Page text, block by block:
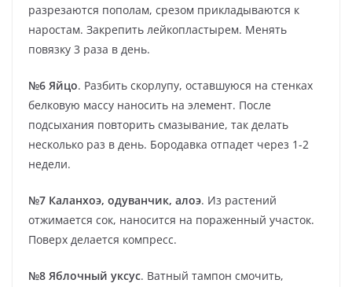
разрезаются пополам, срезом прикладываются к
наростам. Закрепить лейкопластырем. Менять
повязку 3 раза в день.
№6 Яйцо. Разбить скорлупу, оставшуюся на стенках
белковую массу наносить на элемент. После
подсыхания повторить смазывание, так делать
несколько раз в день. Бородавка отпадет через 1-2
недели.
№7 Каланхоэ, одуванчик, алоэ. Из растений
отжимается сок, наносится на пораженный участок.
Поверх делается компресс.
№8 Яблочный уксус. Ватный тампон смочить,